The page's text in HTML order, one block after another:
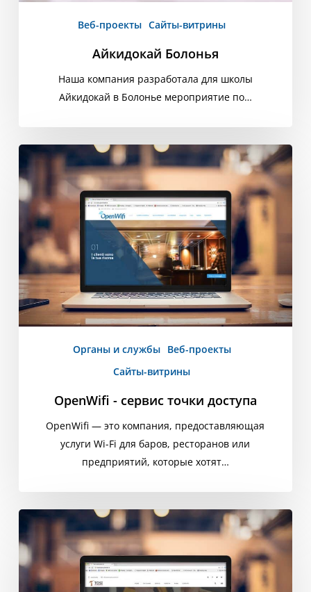
Веб-проекты Сайты-витрины
Айкидокай Болонья
Наша компания разработала для школы
Айкидокай в Болонье мероприятие по…
OpenWifi
-
сервис
точки
доступа
Органы и службы Веб-проекты
Сайты-витрины
OpenWifi - сервис точки доступа
OpenWifi — это компания, предоставляющая
услуги Wi-Fi для баров, ресторанов или
предприятий, которые хотят…
Tosi
Costruzioni
srl